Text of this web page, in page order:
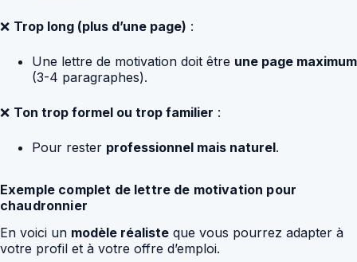
❌ Trop long (plus d’une page) :
Une lettre de motivation doit être une page maximum
(3-4 paragraphes).
❌ Ton trop formel ou trop familier :
Pour rester professionnel mais naturel.
Exemple complet de lettre de motivation pour
chaudronnier
En voici un modèle réaliste que vous pourrez adapter à
votre profil et à votre offre d’emploi.